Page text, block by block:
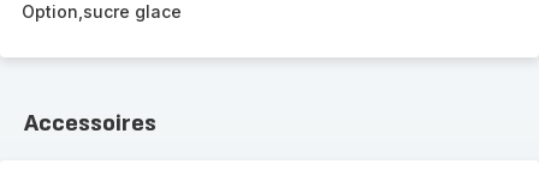
Option,sucre glace
Accessoires